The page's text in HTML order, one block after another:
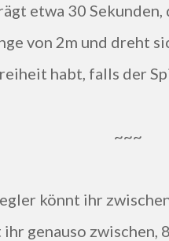
von 2m und dreht
habt, falls der
~~~
könnt ihr